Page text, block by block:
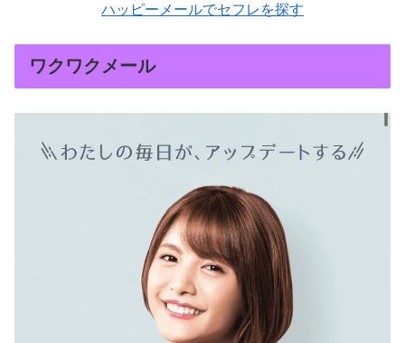
ハッピーメールでセフレを探す
ワクワクメール